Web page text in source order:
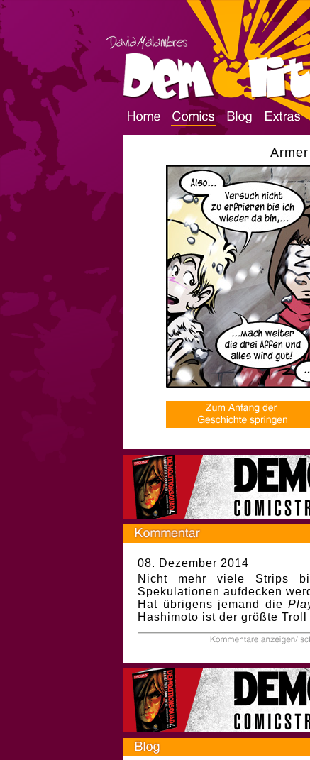
08. Dezember 2014
Nicht mehr viele Strips
Spekulationen aufdecken
Hat übrigens jemand die
Hashimoto ist der größte